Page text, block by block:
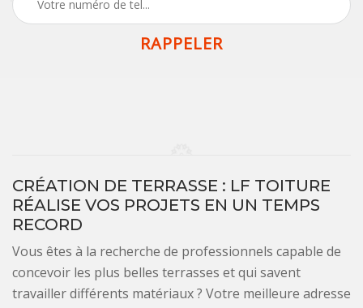
CRÉATION DE TERRASSE : LF TOITURE
RÉALISE VOS PROJETS EN UN TEMPS
RECORD
Vous êtes à la recherche de professionnels capable de
concevoir les plus belles terrasses et qui savent
travailler différents matériaux ? Votre meilleure adresse